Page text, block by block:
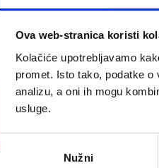
Ova web-stranica koristi
Kolačiće upotrebljavamo
promet. Isto tako, podatke
analizu, a oni ih mogu
usluge.
Nužni